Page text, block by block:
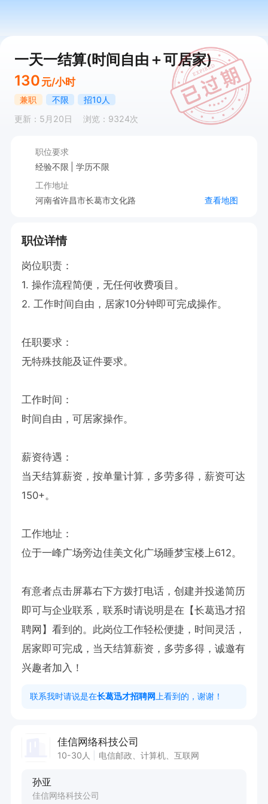
一天一结算(时间自由＋可居家)
130 元/小时
兼职 不限
招10人
更新：5月20日
浏览：9324次
职位要求
经验不限
学历不限
工作地址
河南省许昌市长葛市文化路
查看地图
职位详情
岗位职责：
1. 操作流程简便，无任何收费项目。
2. 工作时间自由，居家10分钟即可完成操作。
任职要求：
无特殊技能及证件要求。
工作时间：
时间自由，可居家操作。
薪资待遇：
当天结算薪资，按单量计算，多劳多得，薪资可达
150+。
工作地址：
位于一峰广场旁边佳美文化广场睡梦宝楼上612。
有意者点击屏幕右下方拨打电话，创建并投递简历
即可与企业联系，联系时请说明是在【长葛迅才招
聘网】看到的。此岗位工作轻松便捷，时间灵活，
居家即可完成，当天结算薪资，多劳多得，诚邀有
兴趣者加入！
联系我时请说是在长葛迅才招聘网 上看到的，谢谢！
佳信网络科技公司
10-30人 电信邮政、计算机、互联网
孙亚
佳信网络科技公司